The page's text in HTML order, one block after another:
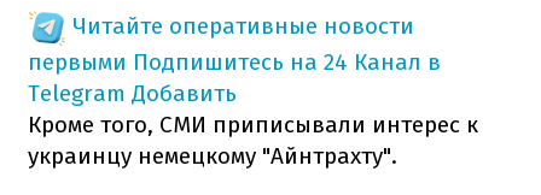
Читайте оперативные новости
первыми Подпишитесь на 24 Канал в
Telegram Добавить
Кроме того, СМИ приписывали интерес к
украинцу немецкому "Айнтрахту".